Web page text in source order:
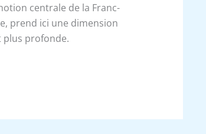
centrale de la Franc-
prend ici une dimension
plus profonde.